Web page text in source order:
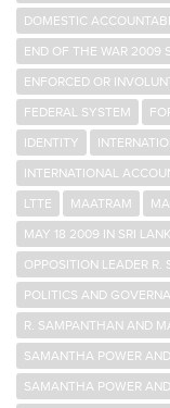
DOMESTIC
END OF THE WAR 2009
ENFORCED OR
FEDERAL SYSTEM
IDENTITY
INTERNATIONAL
LTTE
MAATRAM
MAY 18 2009 IN SRI
OPPOSITION LEADER R.
POLITICS AND
R. SAMPANTHAN AND
SAMANTHA POWER
SAMANTHA POWER